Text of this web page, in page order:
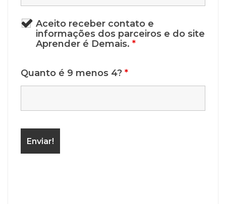
Aceito receber contato e
informações dos parceiros e do site
Aprender é Demais. *
Quanto é 9 menos 4? *